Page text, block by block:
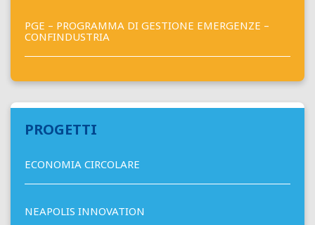
PGE – PROGRAMMA DI GESTIONE EMERGENZE –
CONFINDUSTRIA
PROGETTI
ECONOMIA CIRCOLARE
NEAPOLIS INNOVATION